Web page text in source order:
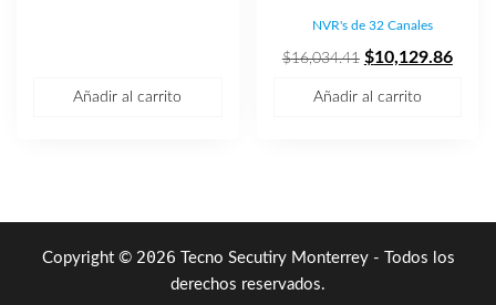
$22,160.14.
Añadir al carrito
NVR's de 32 Canales
$16,034.41 El
$10,129.86El
Añadir al carrito
Copyright © 2026 Tecno Secutiry Monterrey - Todos los
derechos reservados.